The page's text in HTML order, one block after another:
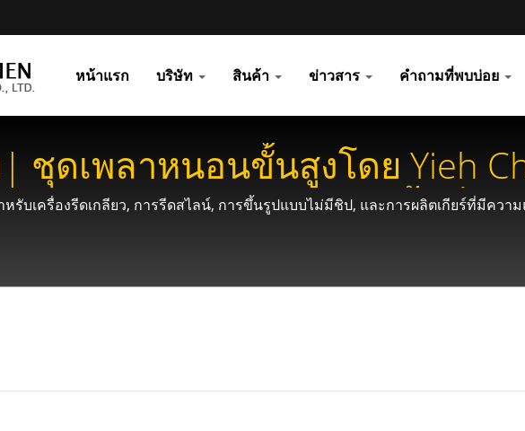
หน้าแรก บริษัท สินค้า ข่าวสาร คำถามที่พบบ่อย
| ชุดเพลาหนอนขั้นสูงโดย Yieh
พของโซลูชันเกียร์สำหรับพื้นที่แ
บเครื่องรีดเกลียว, การรีดสไลน์, การขึ้นรูปแบบไม่มีชิป, และการผลิตเกียร์ที่มีควา